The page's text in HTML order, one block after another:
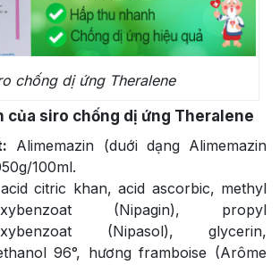
chống dị ứng Theralene
của siro chống dị ứng Theralene
Alimemazin (duới dạng Alimemazin
100ml.
acid citric khan, acid ascorbic, methyl
(Nipagin), propyl
(Nipasol), glycerin,
96°, hương framboise (Arôme